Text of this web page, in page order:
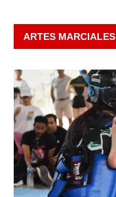
ARTES MARCIALES